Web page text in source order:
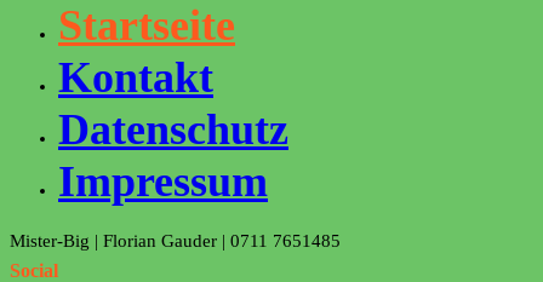
Startseite
Kontakt
Datenschutz
Impressum
Mister-Big | Florian Gauder | 0711 7651485
Social